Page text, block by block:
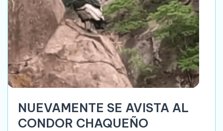
NUEVAMENTE SE AVISTA AL
CONDOR CHAQUEÑO